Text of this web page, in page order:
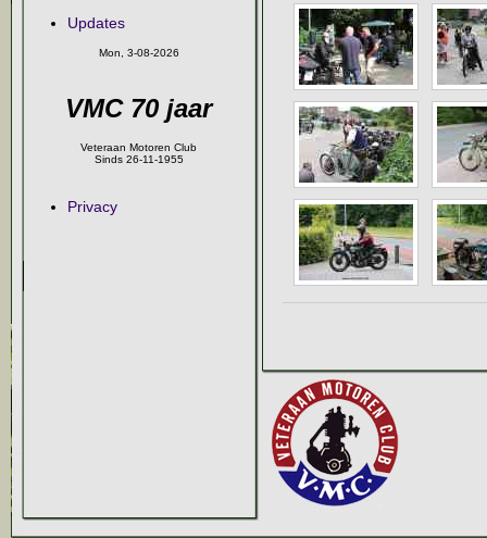
Updates
Mon, 3-08-2026
VMC 70 jaar
Veteraan Motoren Club
Sinds 26-11-1955
Privacy